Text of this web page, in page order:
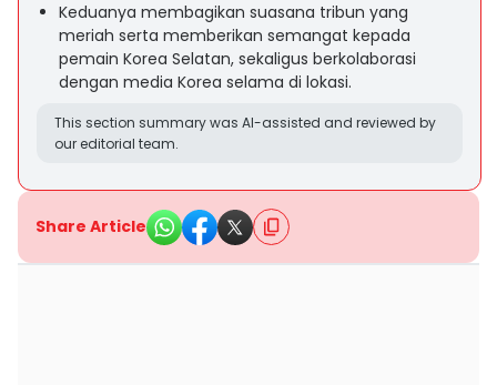
Keduanya membagikan suasana tribun yang
meriah serta memberikan semangat kepada
pemain Korea Selatan, sekaligus berkolaborasi
dengan media Korea selama di lokasi.
This section summary was AI-assisted and reviewed by
our editorial team.
Share Article